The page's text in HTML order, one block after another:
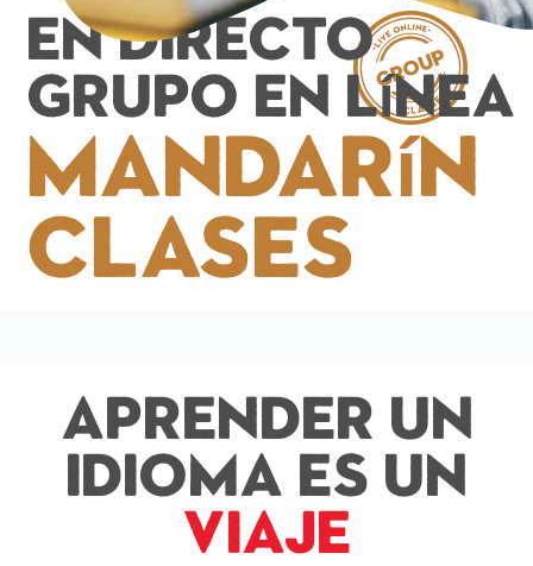
En directo
Grupo en línea
Mandarín
Clases
Aprender un
idioma es un
Viaje